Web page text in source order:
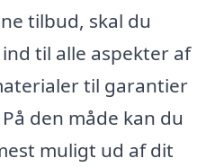
tilbud, skal du
til alle aspekter af
til garantier
den måde kan du
muligt ud af dit